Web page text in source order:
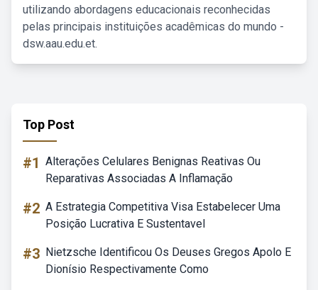
utilizando abordagens educacionais reconhecidas
pelas principais instituições acadêmicas do mundo -
dsw.aau.edu.et.
Top Post
#1 Alterações Celulares Benignas Reativas Ou
Reparativas Associadas A Inflamação
#2 A Estrategia Competitiva Visa Estabelecer Uma
Posição Lucrativa E Sustentavel
#3 Nietzsche Identificou Os Deuses Gregos Apolo E
Dionísio Respectivamente Como